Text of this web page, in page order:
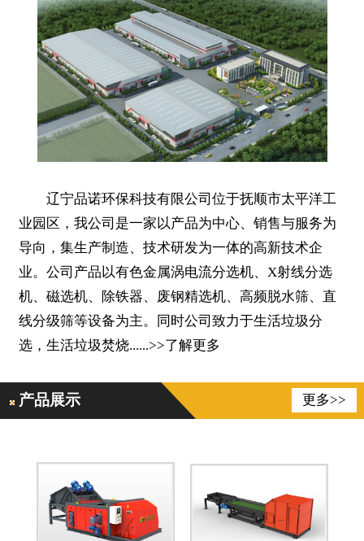
辽宁品诺环保科技有限公司位于抚顺市太平洋工
业园区，我公司是一家以产品为中心、销售与服务为
导向，集生产制造、技术研发为一体的高新技术企
业。公司产品以有色金属涡电流分选机、X射线分选
机、磁选机、除铁器、废钢精选机、高频脱水筛、直
线分级筛等设备为主。同时公司致力于生活垃圾分
选，生活垃圾焚烧......>>了解更多
产品展示 更多>>